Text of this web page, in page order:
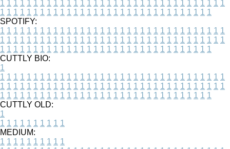
1 1 1 1 1 1 1 1 1 1 1 1 1 1 1 1 1 1 1 1 1 1 1 1 1 1 1 1 1 1 1 1 1 1
1 1 1 1 1 1 1 1 1 1 1 1 1 1 1 1 1 1 1 1 1 1 1 1 1 1 1 1 1 1 1 1
SPOTIFY:
1 1 1 1 1 1 1 1 1 1 1 1 1 1 1 1 1 1 1 1 1 1 1 1 1 1 1 1 1 1 1 1 1 1
1 1 1 1 1 1 1 1 1 1 1 1 1 1 1 1 1 1 1 1 1 1 1 1 1 1 1 1 1 1 1 1 1 1
1 1 1 1 1 1 1 1 1 1 1 1 1 1 1 1 1 1 1 1 1 1 1 1 1 1 1 1 1 1 1 1
CUTTLY BIO:
1
1 1 1 1 1 1 1 1 1 1 1 1 1 1 1 1 1 1 1 1 1 1 1 1 1 1 1 1 1 1 1 1 1 1
1 1 1 1 1 1 1 1 1 1 1 1 1 1 1 1 1 1 1 1 1 1 1 1 1 1 1 1 1 1 1 1 1 1
1 1 1 1 1 1 1 1 1 1 1 1 1 1 1 1 1 1 1 1 1 1 1 1 1 1 1 1 1 1 1 1
CUTTLY OLD:
1
1 1 1 1 1 1 1 1 1 1
MEDIUM:
1 1 1 1 1 1 1 1 1 1